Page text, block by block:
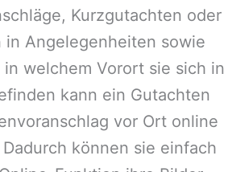
Kurzgutachten oder
in Angelegenheiten sowie
welchem Vorort sie sich in
kann ein Gutachten
vor Ort online
können sie einfach